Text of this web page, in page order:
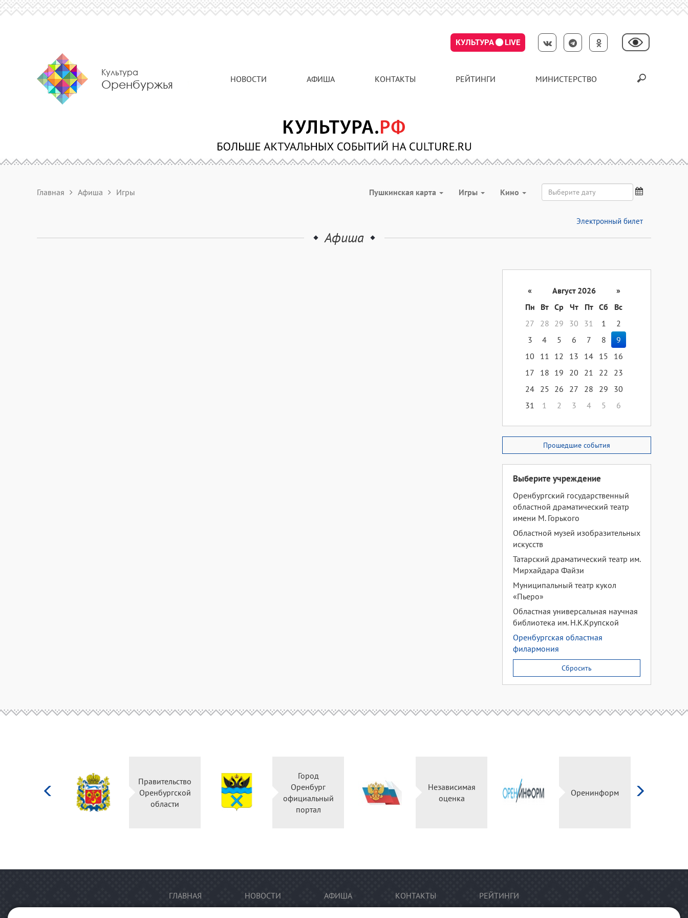
КУЛЬТУРА LIVE
Культура
Оренбуржья НОВОСТИ АФИША КОНТАКТЫ РЕЙТИНГИ МИНИСТЕРСТВО
Главная Афиша Игры Пушкинская карта Игры Кино
Электронный билет
Афиша
« Август 2026
»
Пн
Вт Ср Чт Пт Сб
Вс
27
28 29 30 31 1
2
3
4 5 6 7 8
9
10
11 12 13 14 15
16
17
18 19 20 21 22
23
24 25 26 27 28 29
30
31
1 2 3 4 5 6
Прошедшие события
Выберите учреждение
Оренбургский государственный
областной драматический театр
имени М. Горького
Областной музей изобразительных
искусств
Татарский драматический театр им.
Мирхайдара Файзи
Муниципальный театр кукол
«Пьеро»
Областная универсальная научная
библиотека им. Н.К.Крупской
Оренбургская областная
филармония
Сбросить
Правительство
Оренбургской
области
Город
Оренбург
официальный
портал
Независимая
оценка
Оренинформ
ГЛАВНАЯ НОВОСТИ АФИША КОНТАКТЫ РЕЙТИНГИ